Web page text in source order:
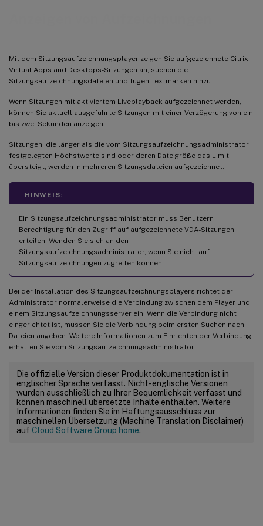
Mit dem Sitzungsaufzeichnungsplayer zeigen Sie aufgezeichnete Citrix
Virtual Apps and Desktops-Sitzungen an, suchen die
Sitzungsaufzeichnungsdateien und fügen Textmarken hinzu.
Wenn Sitzungen mit aktiviertem Liveplayback aufgezeichnet werden,
können Sie aktuell ausgeführte Sitzungen mit einer Verzögerung von ein
bis zwei Sekunden anzeigen.
Sitzungen, die länger als die vom Sitzungsaufzeichnungsadministrator
festgelegten Höchstwerte sind oder deren Dateigröße das Limit
übersteigt, werden in mehreren Sitzungsdateien aufgezeichnet.
HINWEIS:
Ein Sitzungsaufzeichnungsadministrator muss Benutzern
Berechtigung für den Zugriff auf aufgezeichnete VDA-Sitzungen
erteilen. Wenden Sie sich an den
Sitzungsaufzeichnungsadministrator, wenn Sie nicht auf
Sitzungsaufzeichnungen zugreifen können.
Bei der Installation des Sitzungsaufzeichnungsplayers richtet der
Administrator normalerweise die Verbindung zwischen dem Player und
einem Sitzungsaufzeichnungsserver ein. Wenn die Verbindung nicht
eingerichtet ist, müssen Sie die Verbindung beim ersten Suchen nach
Dateien angeben. Weitere Informationen zum Einrichten der Verbindung
erhalten Sie vom Sitzungsaufzeichnungsadministrator.
Die offizielle Version dieser Produktdokumentation ist in
englischer Sprache verfasst. Nicht-englische Versionen
wurden ausschließlich zu Ihrer Bequemlichkeit verfasst und
können maschinell übersetzte Inhalte enthalten. Weitere
Informationen finden Sie im Haftungsausschluss zur
maschinellen Übersetzung (Machine Translation Disclaimer)
auf Cloud Software Group home.